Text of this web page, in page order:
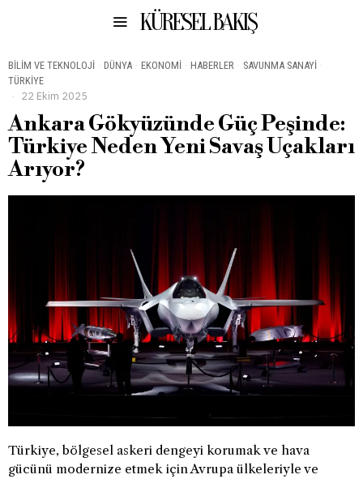
KÜRESEL BAKIŞ
BILIM VE TEKNOLOJI · DÜNYA · EKONOMI · HABERLER · SAVUNMA SANAYI ·
TÜRKIYE
22 Ekim 2025
Ankara Gökyüzünde Güç Peşinde:
Türkiye Neden Yeni Savaş Uçakları
Arıyor?
Türkiye, bölgesel askeri dengeyi korumak ve hava
gücünü modernize etmek için Avrupa ülkeleriyle ve